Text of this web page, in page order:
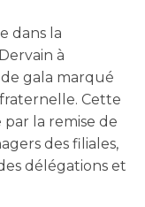
dans la
à
de gala marqué
Cette
la remise de
des filiales,
délégations et